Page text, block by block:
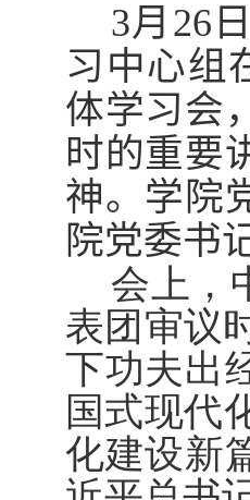
3月 26
习中心组
体学习会
时的重要
神。学院
院党委书
会上，
表团审议
下功夫出
国式现代
化建设新